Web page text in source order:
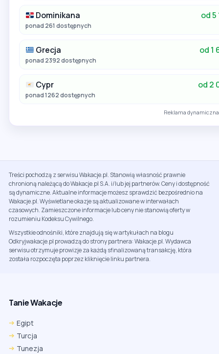
Dominikana od 5
ponad 261 dostępnych
Grecja od 1
ponad 2392 dostępnych
Cypr od 2
ponad 1262 dostępnych
Reklama
Treści pochodzą z serwisu Wakacje.pl. Stanowią własność prawnie
chronioną należącą do Wakacje.pl S.A. i/lub jej partnerów. Ceny i dostępność
są dynamiczne. Aktualne informacje możesz sprawdzić bezpośrednio na
Wakacje.pl. Wyświetlane okazje są aktualizowane w interwałach
czasowych. Zamieszczone informacje lub ceny nie stanowią oferty w
rozumieniu Kodeksu Cywilnego.
Wszystkie odnośniki, które znajdują się w artykułach na blogu
Odkryjwakacje.pl prowadzą do strony partnera: Wakacje.pl. Wydawca
serwisu otrzymuje prowizje za każdą sfinalizowaną transakcję, która
została rozpoczęta poprzez kliknięcie linku partnera.
Tanie Wakacje
Egipt
Turcja
Tunezja